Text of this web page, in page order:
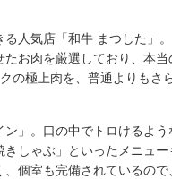
人気店「和牛 まつした」
お肉を厳選しており、本
の極上肉を、普通よりもさ
」。口の中でトロけるよ
しゃぶ」といったメニュ
個室も完備されているの